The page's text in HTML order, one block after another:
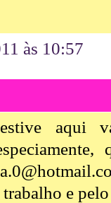
às 10:57
aqui
e